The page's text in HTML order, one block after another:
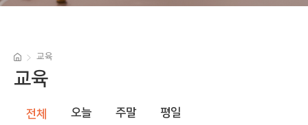
교육
교육
전체 오늘 주말 평일